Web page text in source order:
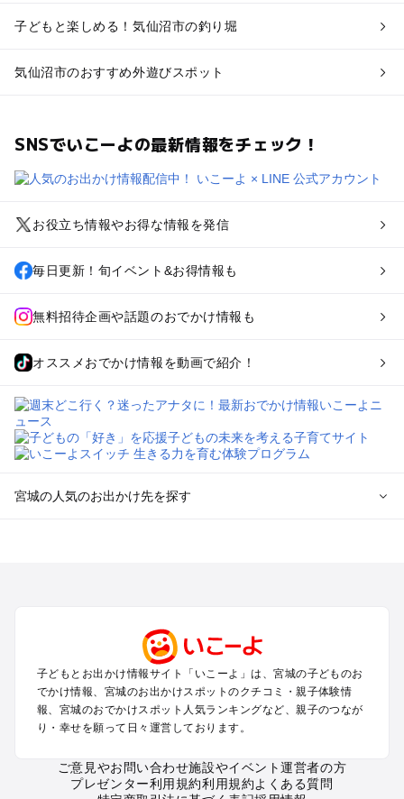
子どもと楽しめる！気仙沼市の釣り堀
気仙沼市のおすすめ外遊びスポット
SNSでいこーよの最新情報をチェック！
お役立ち情報やお得な情報を発信
毎日更新！旬イベント&お得情報も
無料招待企画や話題のおでかけ情報も
オススメおでかけ情報を動画で紹介！
宮城の人気のお出かけ先を探す
蔵王・白石のプールお出かけ
石巻・気仙沼のプールお出かけ
栗原・登米のプールお出かけ
宮城の定番お出かけスポット
宮城の動物園
宮城のバーベキュー
子どもとお出かけ情報サイト「いこーよ」は、宮城の子どものお
でかけ情報、宮城のお出かけスポットのクチコミ・親子体験情
報、宮城のおでかけスポット人気ランキングなど、親子のつなが
り・幸せを願って日々運営しております。
ご意見やお問い合わせ施設やイベント運営者の方
プレゼンター利用規約利用規約よくある質問